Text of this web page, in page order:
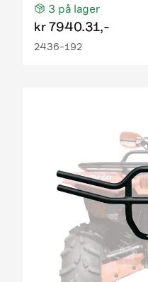
3 på lager
kr7940.31,-
2436-192